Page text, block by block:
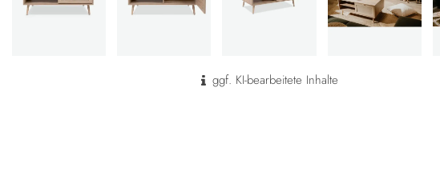
ggf. KI-bearbeitete Inhalte